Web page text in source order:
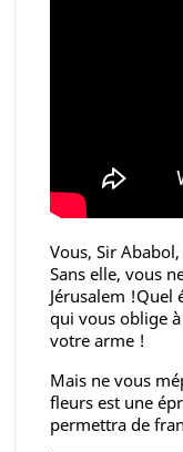
Vous, Sir
Sans elle, vous
Jérusalem !Quel
qui vous oblige
votre arme !
Mais ne vous
fleurs est une
permettra de